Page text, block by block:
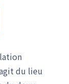
du lieu